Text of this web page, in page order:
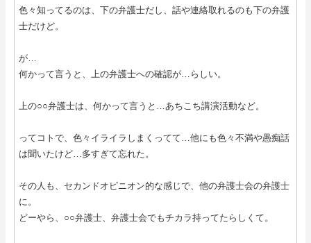
色々知ってるのは、下の弁護士だし、話や連絡取れるのも下の弁護
士だけど。
が…
何かって言うと、上の弁護士への確認が…らしい。
上の○○弁護士は、何かって言うと…あちこち講演活動など。
ってコトで、色々イライラしまくってて…他にも色々不満や愚痴話
は聞いたけど…多すぎて忘れた。
その人も、セカンドオピニオン的な感じで、他の弁護士会の弁護士
に。
どーやら、○○弁護士、弁護士会でもチカラ持ってたらしくて。